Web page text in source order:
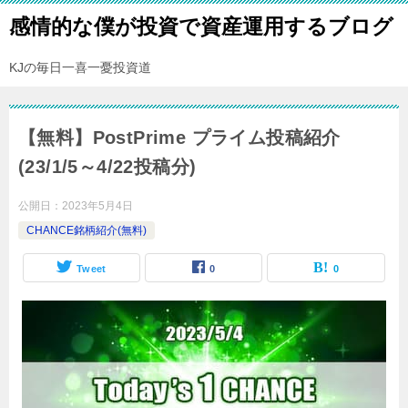
感情的な僕が投資で資産運用するブログ
KJの毎日一喜一憂投資道
【無料】PostPrime プライム投稿紹介
(23/1/5～4/22投稿分)
公開日： 2023年5月4日
CHANCE銘柄紹介(無料)
Tweet 0 0